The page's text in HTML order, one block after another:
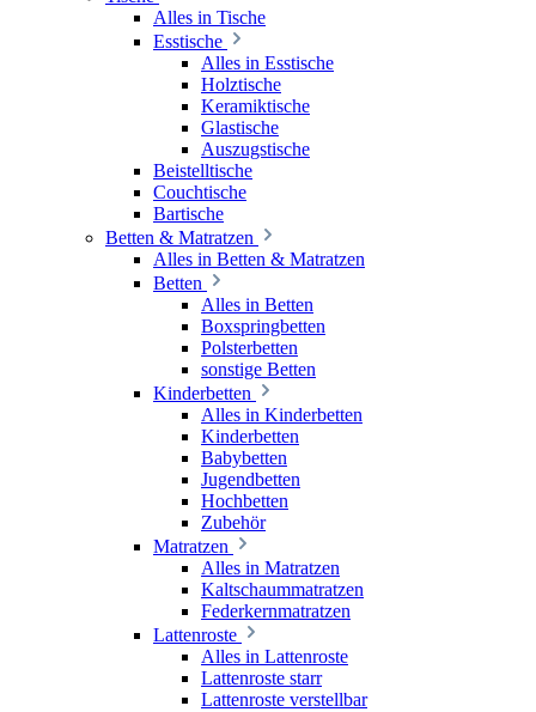
Alles in Tische
Esstische
Alles in Esstische
Holztische
Keramiktische
Glastische
Auszugstische
Beistelltische
Couchtische
Bartische
Betten & Matratzen
Alles in Betten & Matratzen
Betten
Alles in Betten
Boxspringbetten
Polsterbetten
sonstige Betten
Kinderbetten
Alles in Kinderbetten
Kinderbetten
Babybetten
Jugendbetten
Hochbetten
Zubehör
Matratzen
Alles in Matratzen
Kaltschaummatratzen
Federkernmatratzen
Lattenroste
Alles in Lattenroste
Lattenroste starr
Lattenroste verstellbar